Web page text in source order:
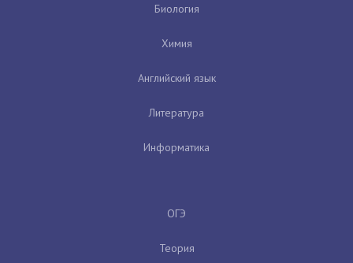
Биология
Химия
Английский язык
Литература
Информатика
ОГЭ
Теория